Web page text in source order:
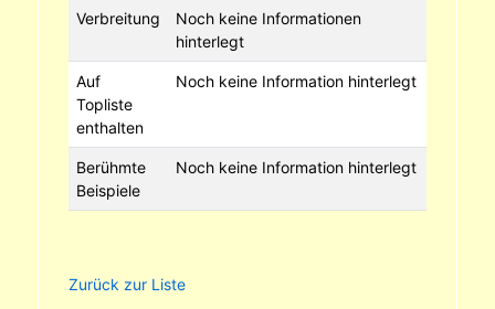
Verbreitung
Noch keine Informationen
hinterlegt
Auf
Topliste
enthalten
Noch keine Information hinterlegt
Berühmte
Beispiele
Noch keine Information hinterlegt
Zurück zur Liste